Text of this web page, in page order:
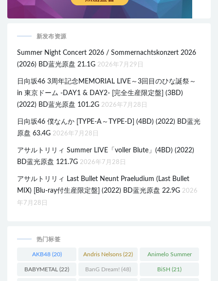
新发布资源
Summer Night Concert 2026 / Sommernachtskonzert 2026
(2026) BD蓝光原盘 21.1G 2026年7月29日
日向坂46 3周年記念MEMORIAL LIVE～3回目のひな誕祭～
in 東京ドーム -DAY1 & DAY2- [完全生産限定盤] (3BD)
(2022) BD蓝光原盘 101.2G 2026年7月28日
日向坂46 僕なんか [TYPE-A～TYPE-D] (4BD) (2022) BD蓝光
原盘 63.4G 2026年7月28日
アサルトリリィ Summer LIVE「voller Blute」(4BD) (2022)
BD蓝光原盘 121.7G 2026年7月28日
アサルトリリィ Last Bullet Neunt Praeludium (Last Bullet
MIX) [Blu-ray付生産限定盤] (2022) BD蓝光原盘 22.9G 2026
年7月28日
热门标签
AKB48(20) Andris Nelsons (22) Animelo Summer
Live(34)
BABYMETAL (22) BanG Dream! (48) BiSH (21)